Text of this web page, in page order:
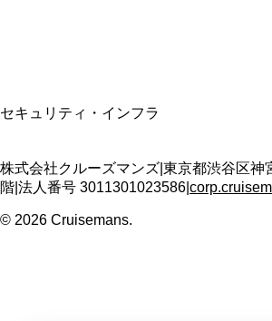
セキュリティ・インフラ
株式会社クルーズマンズ 東京都渋谷区神
階 法人番号 3011301023586
© 2026 Cruisemans.